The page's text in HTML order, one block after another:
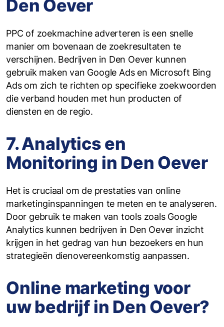
Den Oever
PPC of zoekmachine adverteren is een snelle
manier om bovenaan de zoekresultaten te
verschijnen. Bedrijven in Den Oever kunnen
gebruik maken van Google Ads en Microsoft Bing
Ads om zich te richten op specifieke zoekwoorden
die verband houden met hun producten of
diensten en de regio.
7. Analytics en
Monitoring in Den Oever
Het is cruciaal om de prestaties van online
marketinginspanningen te meten en te analyseren.
Door gebruik te maken van tools zoals Google
Analytics kunnen bedrijven in Den Oever inzicht
krijgen in het gedrag van hun bezoekers en hun
strategieën dienovereenkomstig aanpassen.
Online marketing voor
uw bedrijf in Den Oever?